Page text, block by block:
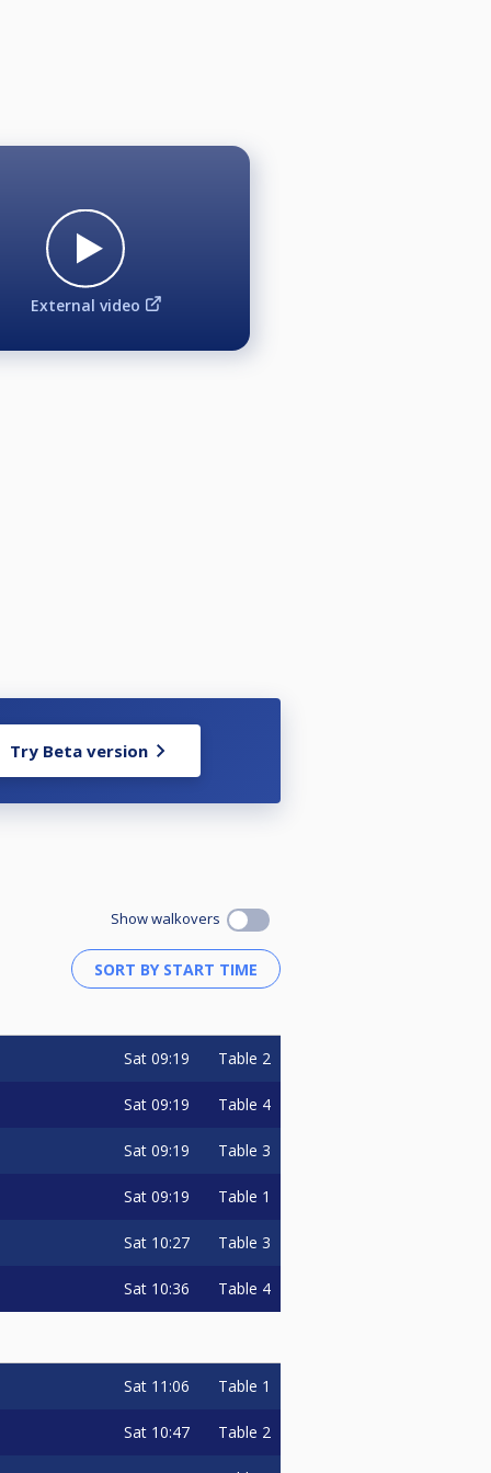
External video
Try Beta version
Show walkovers
Sat 09:19 Table 2
Sat 09:19 Table 4
Sat 09:19 Table 3
Sat 09:19 Table 1
Sat 10:27 Table 3
Sat 10:36 Table 4
Sat 11:06 Table 1
Sat 10:47 Table 2